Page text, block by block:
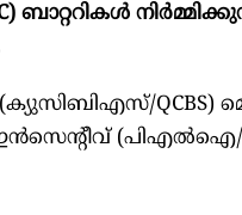
QCBS)
(പിഎല്‍ഐ/